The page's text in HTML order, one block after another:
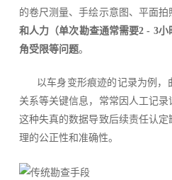
的卷尺测量、手绘示意图、平面拍
和人力（单次勘查通常需要2 - 3小
角受限等问题。
以车身变形痕迹的记录为例，
关系等关键信息，常常因人工记录
这种失真的数据导致后续责任认
理的公正性和准确性。